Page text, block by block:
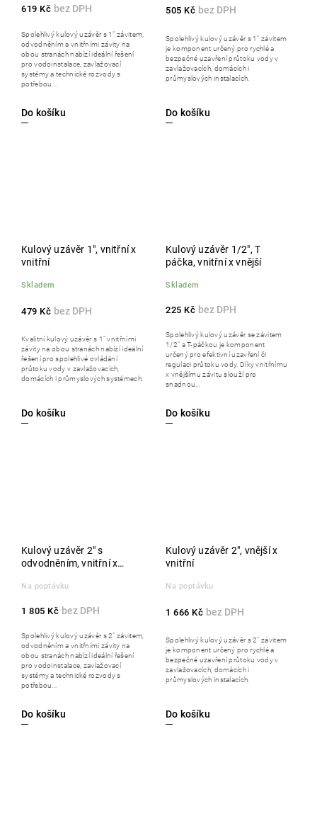
619 Kč
Do košíku
Spolehlivý kulový uzávěr s 1" závitem,
odvodněním a vnitřními závity na
obou stranách nabízí ideální řešení
pro vodoinstalace, zavlažovací
systémy a technické rozvody s
potřebou...
505 Kč
Do košíku
Spolehlivý kulový uzávěr s 1" závitem
je komponent určený pro rychlé a
bezpečné uzavření průtoku vody v
zavlažovacích, domácích i
průmyslových instalacích.
Kulový uzávěr 1", vnitřní x
vnitřní
Skladem
479 Kč
Do košíku
Kvalitní kulový uzávěr s 1" vnitřními
závity na obou stranách nabízí ideální
řešení pro spolehlivé ovládání
průtoku vody v zavlažovacích,
domácích i průmyslových systémech.
Kulový uzávěr 1/2", T
páčka, vnitřní x vnější
Skladem
225 Kč
Do košíku
Spolehlivý kulový uzávěr se závitem
1/2" a T-páčkou je komponent
určený pro efektivní uzavření či
regulaci průtoku vody. Díky vnitřnímu
x vnějšímu závitu slouží pro
snadnou...
Kulový uzávěr 2" s
odvodněním, vnitřní x
Na poptávku
1 805 Kč
Do košíku
Spolehlivý kulový uzávěr s 2" závitem,
odvodněním a vnitřními závity na
obou stranách nabízí ideální řešení
pro vodoinstalace, zavlažovací
systémy a technické rozvody s
potřebou...
Kulový uzávěr 2", vnější x
vnitřní
Na poptávku
1 666 Kč
Do košíku
Spolehlivý kulový uzávěr s 2" závitem
je komponent určený pro rychlé a
bezpečné uzavření průtoku vody v
zavlažovacích, domácích i
průmyslových instalacích.